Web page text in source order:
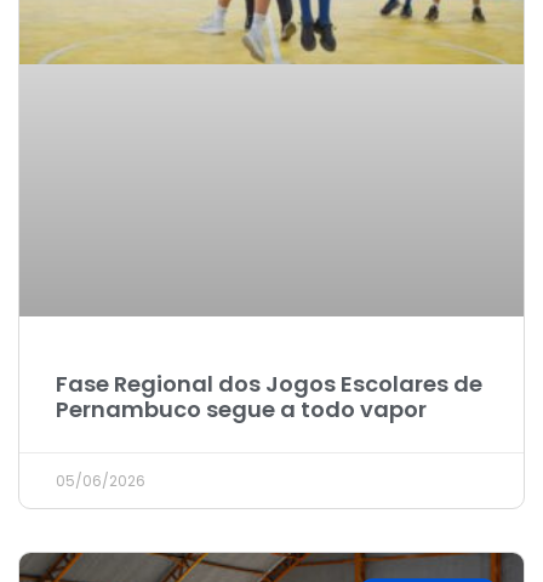
Fase Regional dos Jogos Escolares de
Pernambuco segue a todo vapor
05/06/2026